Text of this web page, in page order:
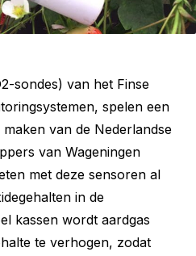
sondes) van het Finse
­spelen een
van de Nederlandse
van Wageningen
met deze sensoren al
in de
kassen wordt aardgas
te verhogen, zodat